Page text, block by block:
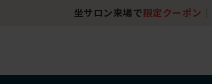
坐サロン来場で 限定クーポン